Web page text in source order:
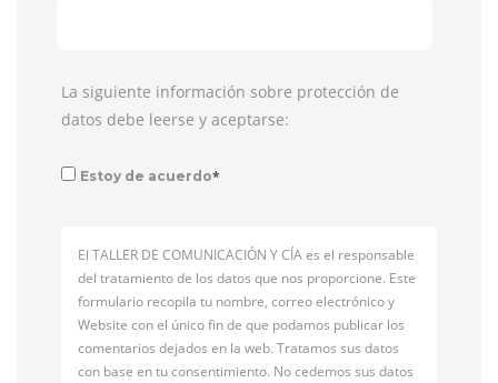
La siguiente información sobre protección de
datos debe leerse y aceptarse:
Estoy de acuerdo*
El TALLER DE COMUNICACIÓN Y CÍA es el responsable
del tratamiento de los datos que nos proporcione. Este
formulario recopila tu nombre, correo electrónico y
Website con el único fin de que podamos publicar los
comentarios dejados en la web. Tratamos sus datos
con base en tu consentimiento. No cedemos sus datos